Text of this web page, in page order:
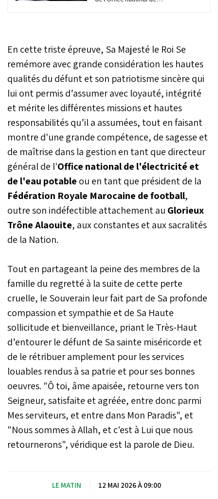
ans à la suite d’une longue
maladie, apprend-on
En cette triste épreuve, Sa Majesté le Roi Se
remémore avec grande considération les hautes
qualités du défunt et son patriotisme sincère qui
lui ont permis d’assumer avec loyauté, intégrité
et mérite les différentes missions et hautes
responsabilités qu’il a assumées, tout en faisant
montre d'une grande compétence, de sagesse et
de maîtrise dans la gestion en tant que directeur
général de l'Office national de l'électricité et
de l'eau potable ou en tant que président de la
Fédération Royale Marocaine de football,
outre son indéfectible attachement au Glorieux
Trône Alaouite, aux constantes et aux sacralités
de la Nation.
Tout en partageant la peine des membres de la
famille du regretté à la suite de cette perte
cruelle, le Souverain leur fait part de Sa profonde
compassion et sympathie et de Sa Haute
sollicitude et bienveillance, priant le Très-Haut
d’entourer le défunt de Sa sainte miséricorde et
de le rétribuer amplement pour les services
louables rendus à sa patrie et pour ses bonnes
oeuvres. "Ô toi, âme apaisée, retourne vers ton
Seigneur, satisfaite et agréée, entre donc parmi
Mes serviteurs, et entre dans Mon Paradis", et
"Nous sommes à Allah, et c'est à Lui que nous
retournerons", véridique est la parole de Dieu.
LE MATIN 12 MAI 2026 À 09:00